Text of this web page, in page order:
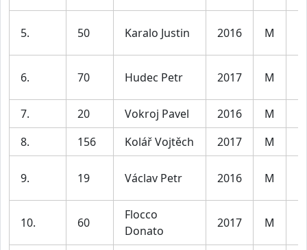
5. 50 Karalo Justin 2016 M
6. 70 Hudec Petr 2017 M
7. 20 Vokroj Pavel 2016 M
8.
156 Kolář Vojtěch 2017 M
9. 19 Václav Petr 2016 M
10. 60
Flocco
Donato
2017 M